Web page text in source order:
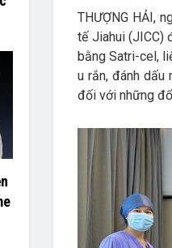
THƯỢNG HẢI,
tế Jiahui (JICC)
bằng Satri-cel,
u rắn, đánh
đối với những